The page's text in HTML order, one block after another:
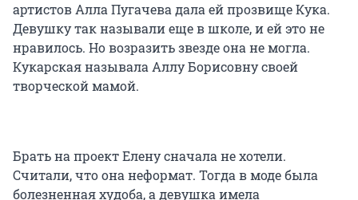
артистов Алла Пугачева дала ей прозвище Кука.
Девушку так называли еще в школе, и ей это не
нравилось. Но возразить звезде она не могла.
Кукарская называла Аллу Борисовну своей
творческой мамой.
Брать на проект Елену сначала не хотели.
Считали, что она неформат. Тогда в моде была
болезненная худоба, а девушка имела